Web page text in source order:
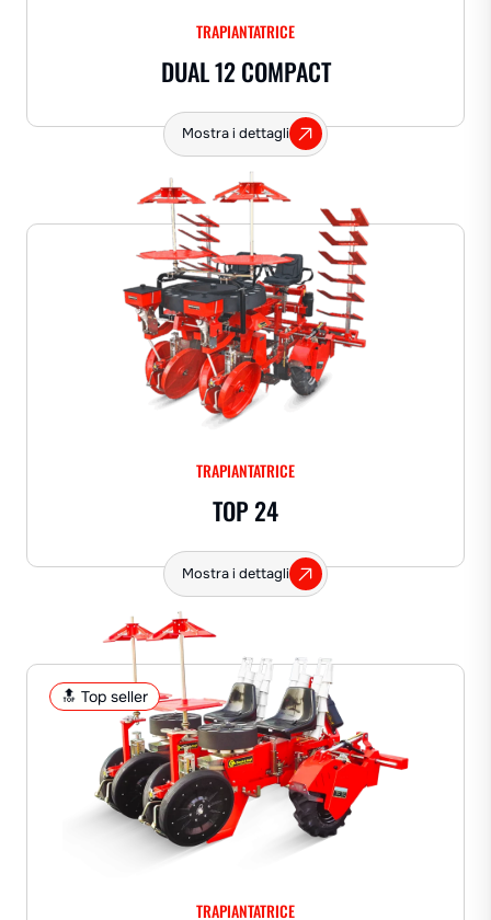
TRAPIANTATRICE
DUAL 12 COMPACT
Mostra i dettagli
TRAPIANTATRICE
TOP 24
Mostra i dettagli
🔝 Top seller
TRAPIANTATRICE